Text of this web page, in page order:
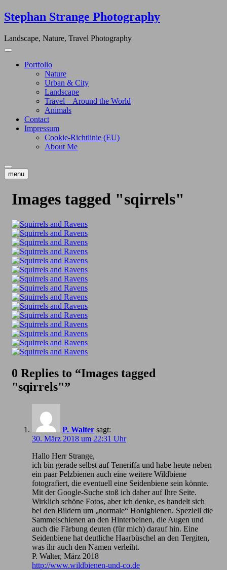
Skip
to
Stephan Strange Photography
Landscape, Nature, Travel Photography
Portfolio
Nature
Urban & City
Landscape
Travel – Around the World
Animals
Contact
Impressum
Cookie-Richtlinie (EU)
About Me
menu
Images tagged "sqirrels"
0 Replies to “Images tagged
"sqirrels"”
P. Walter sagt:
30. März 2018 um 22:31 Uhr
Hallo Herr Strange,
ich bin gerade selbst auf Teneriffa und habe heute neben
ein paar Pelzbienen auch eine weitere Wildbiene
fotografiert, die eventuell eine Seidenbiene sein könnte.
Mit der Google-Suche stoß ich daher auf Ihre Seite.
Wirklich schöne Fotos, aber ich denke, es handelt sich
bei den Bildern um „normale“ Honigbienen. Speziell die
Sammelschienen an den Hinterbeinen, die Augen und
auch die Färbung deuten (für mich) darauf hin. Eine
Seidenbiene hat deutliche Haarbüschel an den Tergiten,
was ihr auch den Namen verleiht.
P. Walter, März 2018
http://www.wildbienen-und-co.de